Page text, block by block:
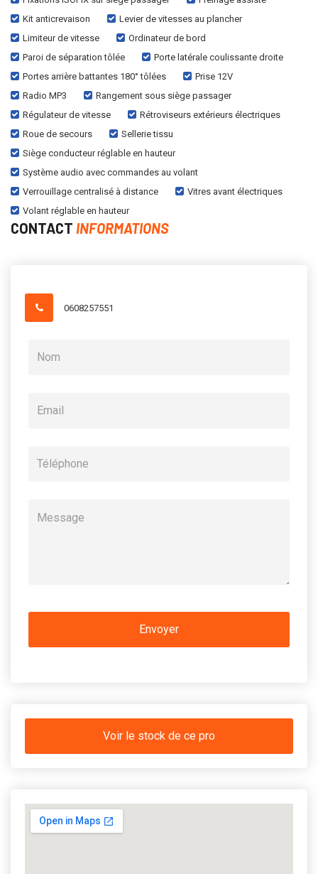
Kit anticrevaison
Levier de vitesses au plancher
Limiteur de vitesse
Ordinateur de bord
Paroi de séparation tôlée
Porte latérale coulissante droite
Portes arrière battantes 180° tôlées
Prise 12V
Radio MP3
Rangement sous siège passager
Régulateur de vitesse
Rétroviseurs extérieurs électriques
Roue de secours
Sellerie tissu
Siège conducteur réglable en hauteur
Système audio avec commandes au volant
Verrouillage centralisé à distance
Vitres avant électriques
Volant réglable en hauteur
CONTACT INFORMATIONS
0608257551
Voir le stock de ce pro